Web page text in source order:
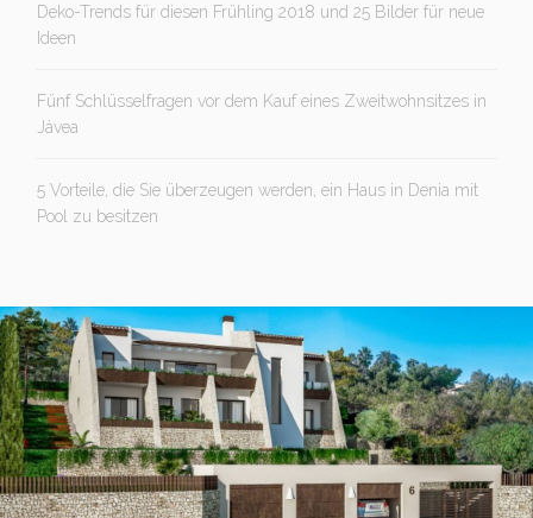
Deko-Trends für diesen Frühling 2018 und 25 Bilder für neue
Ideen
Fünf Schlüsselfragen vor dem Kauf eines Zweitwohnsitzes in
Jávea
5 Vorteile, die Sie überzeugen werden, ein Haus in Denia mit
Pool zu besitzen